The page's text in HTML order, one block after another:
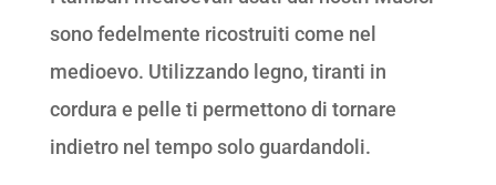
sono fedelmente ricostruiti come nel
medioevo. Utilizzando legno, tiranti in
cordura e pelle ti permettono di tornare
indietro nel tempo solo guardandoli.